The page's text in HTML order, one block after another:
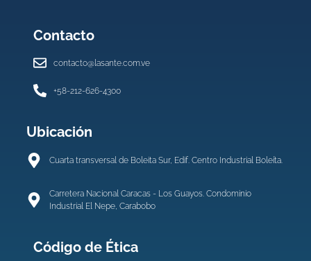
Contacto
contacto@lasante.com.ve
+58-212-626-4300
Ubicación
Cuarta transversal de Boleita Sur, Edif. Centro Industrial Boleíta.
Carretera Nacional Caracas - Los Guayos. Condominio
Industrial El Nepe, Carabobo
Código de Ética